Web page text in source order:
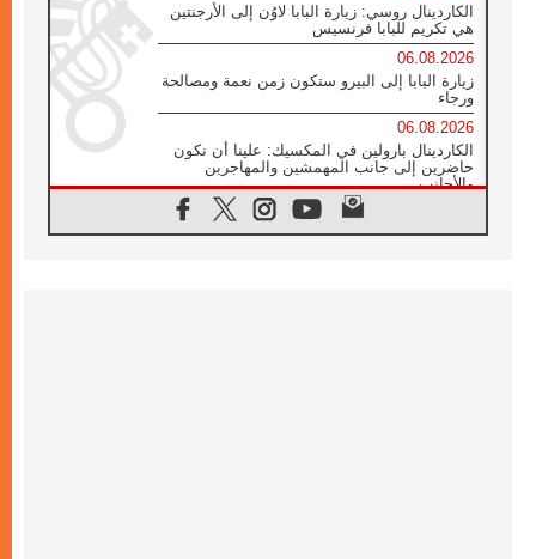
الكاردينال روسي: زيارة البابا لاوُن إلى الأرجنتين
هي تكريم للبابا فرنسيس
06.08.2026
زيارة البابا إلى البيرو ستكون زمن نعمة ومصالحة
ورجاء
06.08.2026
الكاردينال بارولين في المكسيك: علينا أن نكون
حاضرين إلى جانب المهمشين والمهاجرين
والأجانب
البابا لاوُن الرابع عشر للشباب في أسيزي: